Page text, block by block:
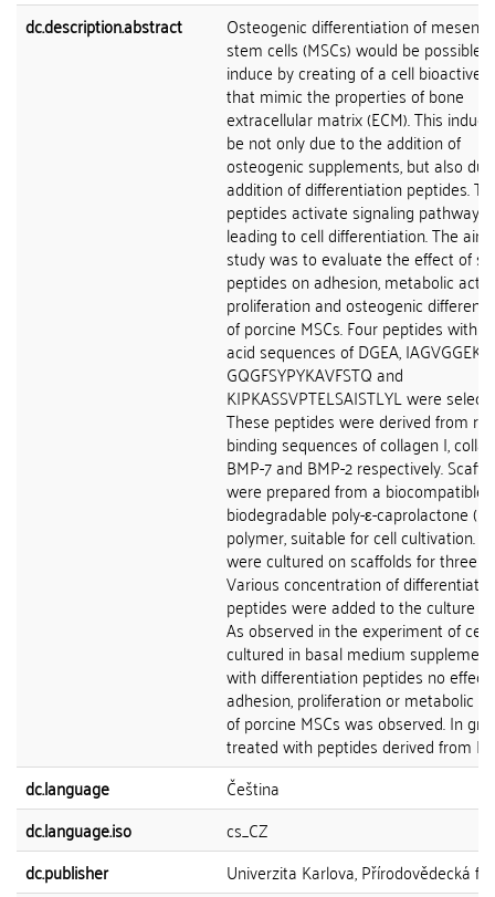
dc.description.abstract
Osteogenic differentiation of
stem cells (MSCs) would be possible
induce by creating of a cell bioactive
that mimic the properties of bone
extracellular matrix (ECM). This
be not only due to the addition of
osteogenic supplements, but also
addition of differentiation peptides.
peptides activate signaling pathways
leading to cell differentiation. The
study was to evaluate the effect of
peptides on adhesion, metabolic
proliferation and osteogenic
of porcine MSCs. Four peptides with
acid sequences of DGEA,
GQGFSYPYKAVFSTQ and
KIPKASSVPTELSAISTLYL were
These peptides were derived from
binding sequences of collagen I,
BMP-7 and BMP-2 respectively.
were prepared from a biocompatible
biodegradable poly-ε-caprolactone
polymer, suitable for cell cultivation.
were cultured on scaffolds for three
Various concentration of
peptides were added to the culture
As observed in the experiment of cells
cultured in basal medium
with differentiation peptides no effect
adhesion, proliferation or metabolic
of porcine MSCs was observed. In
treated with peptides derived from
dc.language
Čeština
dc.language.iso
cs_CZ
dc.publisher
Univerzita Karlova, Přírodovědecká